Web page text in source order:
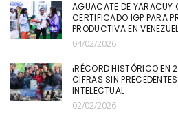
AGUACATE DE YARACUY
CERTIFICADO IGP PARA
PRODUCTIVA EN
04/02/2026
¡RÉCORD HISTÓRICO EN
CIFRAS SIN
INTELECTUAL
02/02/2026